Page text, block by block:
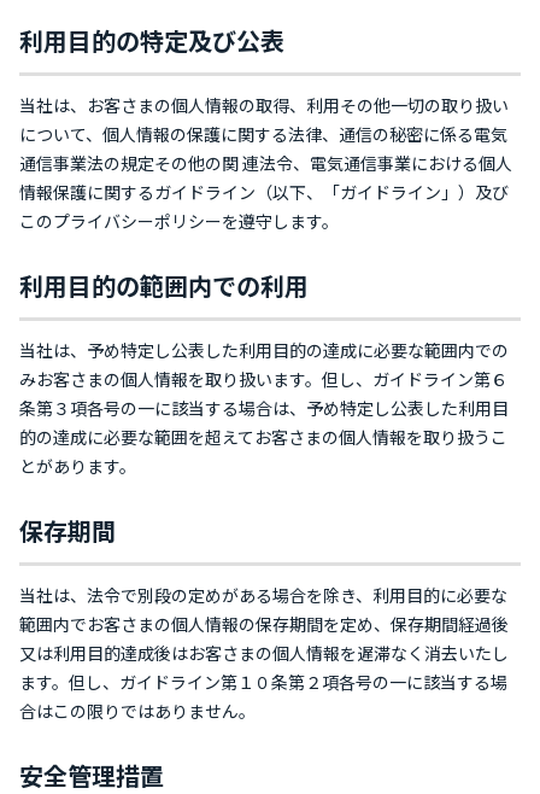
利用目的の特定及び公表
当社は、お客さまの個人情報の取得、利用その他一切の取り扱い
について、個人情報の保護に関する法律、通信の秘密に係る電気
通信事業法の規定その他の関 連法令、電気通信事業における個人
情報保護に関するガイドライン（以下、「ガイドライン」）及び
このプライバシーポリシーを遵守します。
利用目的の範囲内での利用
当社は、予め特定し公表した利用目的の達成に必要な範囲内での
みお客さまの個人情報を取り扱います。但し、ガイドライン第６
条第３項各号の一に該当する場合は、予め特定し公表した利用目
的の達成に必要な範囲を超えてお客さまの個人情報を取り扱うこ
とがあります。
保存期間
当社は、法令で別段の定めがある場合を除き、利用目的に必要な
範囲内でお客さまの個人情報の保存期間を定め、保存期間経過後
又は利用目的達成後はお客さまの個人情報を遅滞なく消去いたし
ます。但し、ガイドライン第１０条第２項各号の一に該当する場
合はこの限りではありません。
安全管理措置